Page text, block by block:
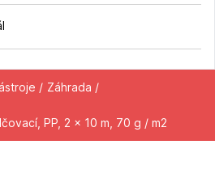
/ Záhrada /
PP, 2 x 10 m, 70 g / m2